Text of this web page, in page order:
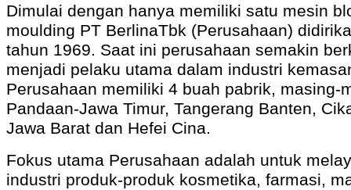
Dimulai dengan hanya memiliki satu mesin
moulding PT BerlinaTbk (Perusahaan)
tahun 1969. Saat ini perusahaan semakin
menjadi pelaku utama dalam industri
Perusahaan memiliki 4 buah pabrik, masing-
Pandaan-Jawa Timur, Tangerang Banten,
Jawa Barat dan Hefei Cina.
Fokus utama Perusahaan adalah untuk
industri produk-produk kosmetika, farmasi,